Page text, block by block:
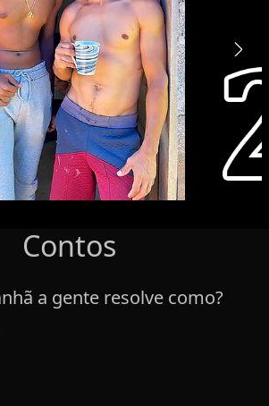
Contos
a gente resolve como?